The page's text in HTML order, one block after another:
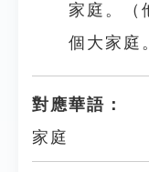
家庭。（
個大家庭
對應華語：
家庭